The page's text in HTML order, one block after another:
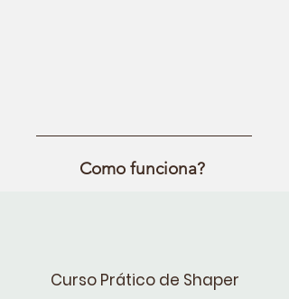
Como funciona?
Curso Prático de Shaper